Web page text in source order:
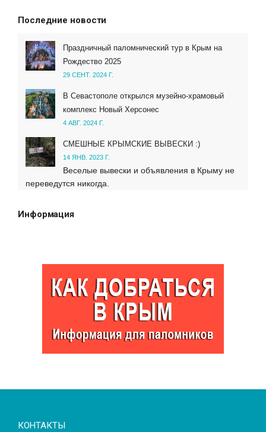
Последние новости
Праздничный паломнический тур в Крым на
Рождество 2025
29 СЕНТ. 2024 Г.
В Севастополе открылся музейно-храмовый
комплекс Новый Херсонес
4 АВГ. 2024 Г.
СМЕШНЫЕ КРЫМСКИЕ ВЫВЕСКИ :)
14 ЯНВ. 2023 Г.
Веселые вывески и объявления в Крыму не
переведутся никогда.
Информация
КОНТАКТЫ